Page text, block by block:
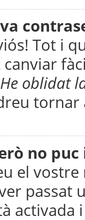
Tot i
He oblidat
tornar
no
el vostre
passat